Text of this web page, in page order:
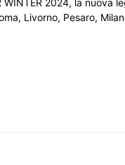
Livorno, Pesaro,